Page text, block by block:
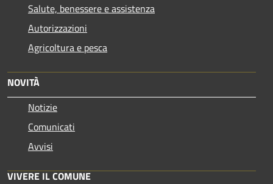
Salute, benessere e assistenza
Autorizzazioni
Agricoltura e pesca
NOVITÀ
Notizie
Comunicati
Avvisi
VIVERE IL COMUNE